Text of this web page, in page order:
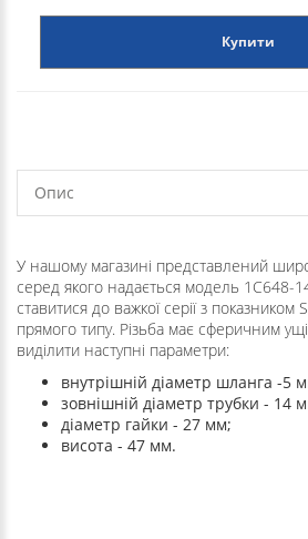
Купити
Опис
У нашому магазині представлений
серед якого надається модель 1C648-
ставитися до важкої серії з показником
прямого типу. Різьба має сферичним
виділити наступні параметри:
внутрішній діаметр шланга -5
зовнішній діаметр трубки - 14
діаметр гайки - 27 мм;
висота - 47 мм.